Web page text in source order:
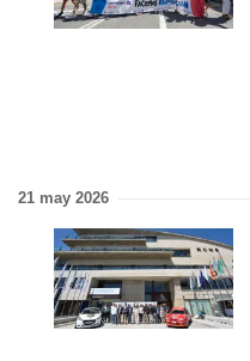
21 may 2026